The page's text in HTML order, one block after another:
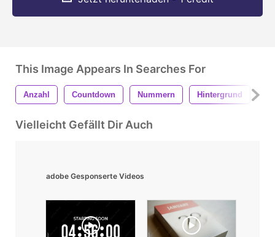
This Image Appears In Searches For
Anzahl Countdown Nummern Hintergrund
Vielleicht Gefällt Dir Auch
adobe Gesponserte Videos